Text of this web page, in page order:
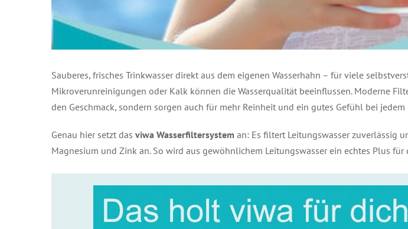
Sauberes, frisches Trinkwasser direkt aus dem eigenen Wasserhahn – für viele
Mikroverunreinigungen oder Kalk können die Wasserqualität beeinflussen. Moderne
den Geschmack, sondern sorgen auch für mehr Reinheit und ein gutes Gefühl bei jedem
Genau hier setzt das viwa Wasserfiltersystem an: Es filtert Leitungswasser zuverlässig
Magnesium und Zink an. So wird aus gewöhnlichem Leitungswasser ein echtes Plus für